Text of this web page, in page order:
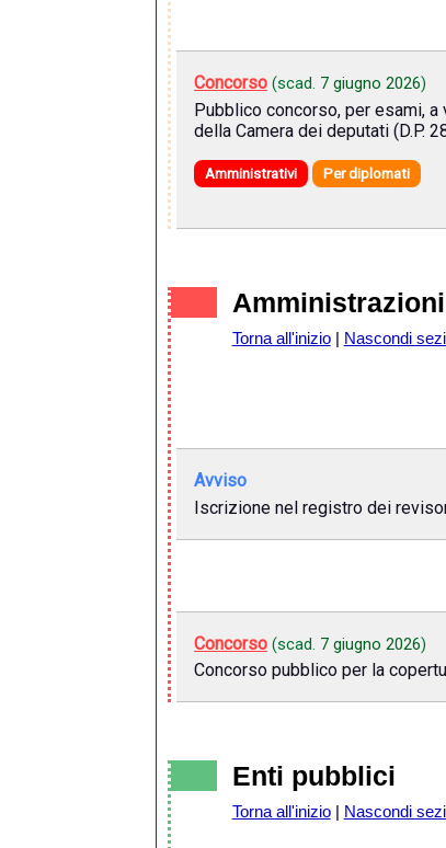
Concorso (scad. 7 giugno 2026)
Pubblico concorso, per esami,
della Camera dei deputati (D.P.
Amministrativi Per diplomati
Torna all'inizio| Nascondi
Avviso
Iscrizione nel registro dei
Concorso (scad. 7 giugno 2026)
Concorso pubblico per la
Enti pubblici
Torna all'inizio| Nascondi